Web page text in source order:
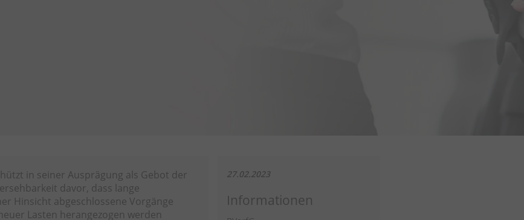
in seiner Ausprägung als Gebot der
davor, dass lange
Hinsicht abgeschlossene Vorgänge
Lasten herangezogen werden
27.02.2023
Informationen